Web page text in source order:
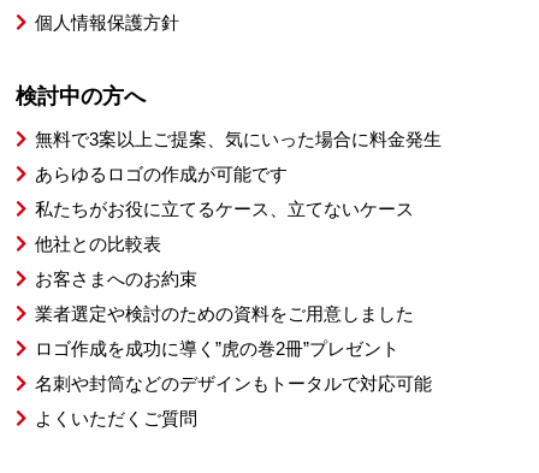
個人情報保護方針
検討中の方へ
無料で3案以上ご提案、気にいった場合に料金発生
あらゆるロゴの作成が可能です
私たちがお役に立てるケース、立てないケース
他社との比較表
お客さまへのお約束
業者選定や検討のための資料をご用意しました
ロゴ作成を成功に導く”虎の巻2冊”プレゼント
名刺や封筒などのデザインもトータルで対応可能
よくいただくご質問